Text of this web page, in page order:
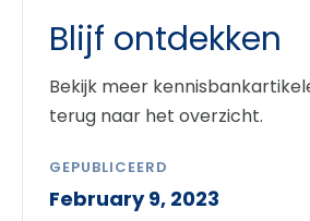
Blijf ontdekken
Bekijk meer
terug naar het overzicht.
GEPUBLICEERD
February 9, 2023